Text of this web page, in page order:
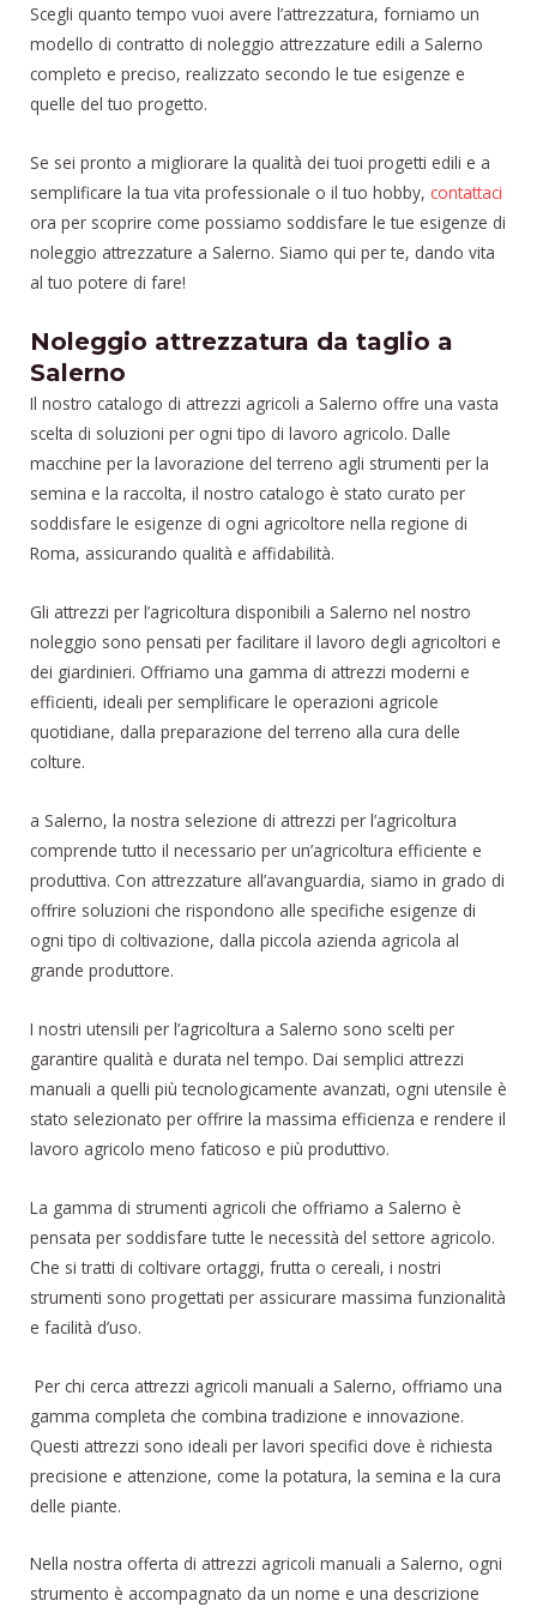
Scegli quanto tempo vuoi avere l’attrezzatura, forniamo un
modello di contratto di noleggio attrezzature edili a Salerno
completo e preciso, realizzato secondo le tue esigenze e
quelle del tuo progetto.
Se sei pronto a migliorare la qualità dei tuoi progetti edili e a
semplificare la tua vita professionale o il tuo hobby, contattaci
ora per scoprire come possiamo soddisfare le tue esigenze di
noleggio attrezzature a Salerno. Siamo qui per te, dando vita
al tuo potere di fare!
Noleggio attrezzatura da taglio a
Salerno
Il nostro catalogo di attrezzi agricoli a Salerno offre una vasta
scelta di soluzioni per ogni tipo di lavoro agricolo. Dalle
macchine per la lavorazione del terreno agli strumenti per la
semina e la raccolta, il nostro catalogo è stato curato per
soddisfare le esigenze di ogni agricoltore nella regione di
Roma, assicurando qualità e affidabilità.
Gli attrezzi per l’agricoltura disponibili a Salerno nel nostro
noleggio sono pensati per facilitare il lavoro degli agricoltori e
dei giardinieri. Offriamo una gamma di attrezzi moderni e
efficienti, ideali per semplificare le operazioni agricole
quotidiane, dalla preparazione del terreno alla cura delle
colture.
a Salerno, la nostra selezione di attrezzi per l’agricoltura
comprende tutto il necessario per un’agricoltura efficiente e
produttiva. Con attrezzature all’avanguardia, siamo in grado di
offrire soluzioni che rispondono alle specifiche esigenze di
ogni tipo di coltivazione, dalla piccola azienda agricola al
grande produttore.
I nostri utensili per l’agricoltura a Salerno sono scelti per
garantire qualità e durata nel tempo. Dai semplici attrezzi
manuali a quelli più tecnologicamente avanzati, ogni utensile è
stato selezionato per offrire la massima efficienza e rendere il
lavoro agricolo meno faticoso e più produttivo.
La gamma di strumenti agricoli che offriamo a Salerno è
pensata per soddisfare tutte le necessità del settore agricolo.
Che si tratti di coltivare ortaggi, frutta o cereali, i nostri
strumenti sono progettati per assicurare massima funzionalità
e facilità d’uso.
Per chi cerca attrezzi agricoli manuali a Salerno, offriamo una
gamma completa che combina tradizione e innovazione.
Questi attrezzi sono ideali per lavori specifici dove è richiesta
precisione e attenzione, come la potatura, la semina e la cura
delle piante.
Nella nostra offerta di attrezzi agricoli manuali a Salerno, ogni
strumento è accompagnato da un nome e una descrizione